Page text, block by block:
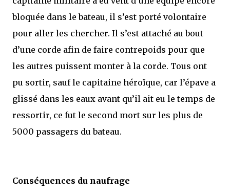
bloquée dans le bateau, il s’est porté volontaire
pour aller les chercher. Il s’est attaché au bout
d’une corde afin de faire contrepoids pour que
les autres puissent monter à la corde. Tous ont
pu sortir, sauf le capitaine héroïque, car l’épave a
glissé dans les eaux avant qu’il ait eu le temps de
ressortir, ce fut le second mort sur les plus de
5000 passagers du bateau.
Conséquences du naufrage